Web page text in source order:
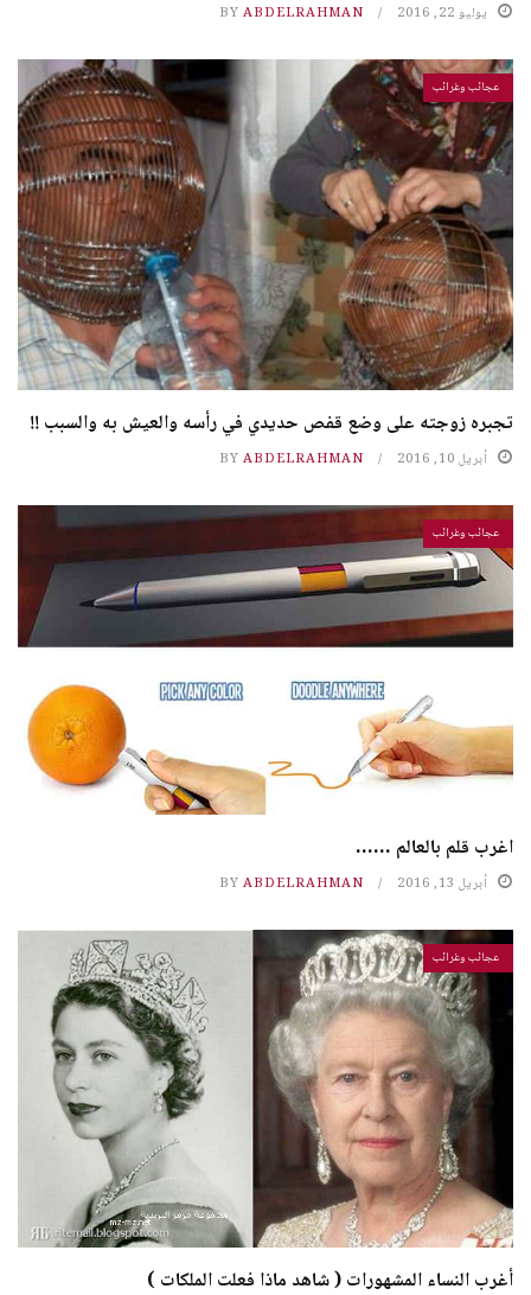
يوليو 22, 2016 BY ABDELRAHMAN
عجائب وغرائب
تجبره زوجته على وضع قفص حديدي في رأسه والعيش به والسبب !!
أبريل 10, 2016 BY ABDELRAHMAN
عجائب وغرائب
اغرب قلم بالعالم ……
أبريل 13, 2016 BY ABDELRAHMAN
عجائب وغرائب
أغرب النساء المشهورات ( شاهد ماذا فعلت الملكات )